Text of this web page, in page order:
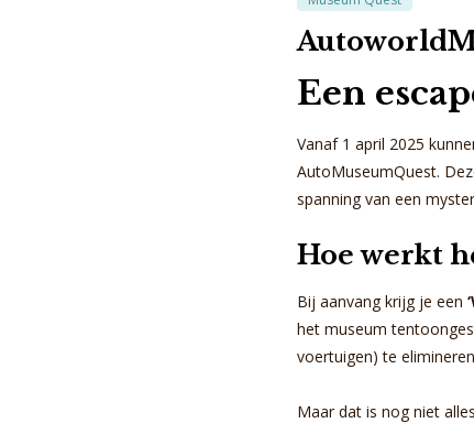
Een
Vanaf 1 april 2025
AutoMuseumQuest.
spanning van een
Hoe werkt
Bij aanvang krijg je een
het museum
voertuigen) te
Maar dat is nog niet